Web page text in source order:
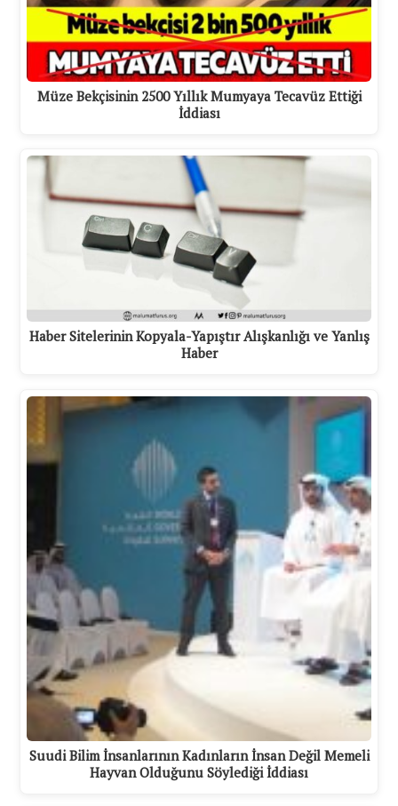
Müze Bekçisinin 2500 Yıllık Mumyaya Tecavüz Ettiği
İddiası
Haber Sitelerinin Kopyala-Yapıştır Alışkanlığı ve Yanlış
Haber
Suudi Bilim İnsanlarının Kadınların İnsan Değil Memeli
Hayvan Olduğunu Söylediği İddiası